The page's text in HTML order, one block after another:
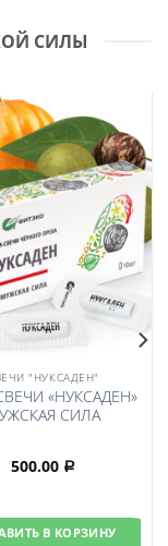
СИЛЫ
"НУКСАДЕН"
«НУКСАДЕН»
СИЛА
500.00 Р
В КОРЗИНУ